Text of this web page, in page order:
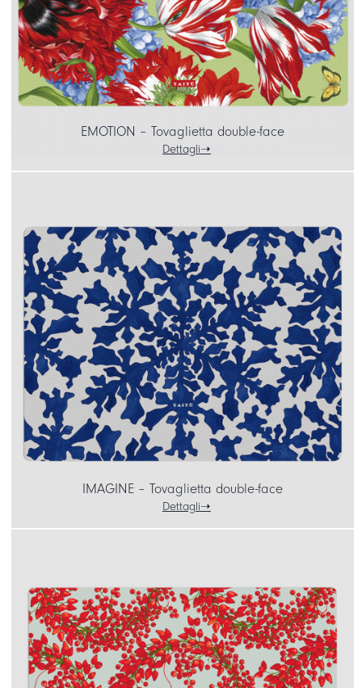
EMOTION – Tovaglietta double-face
Dettagli
IMAGINE – Tovaglietta double-face
Dettagli